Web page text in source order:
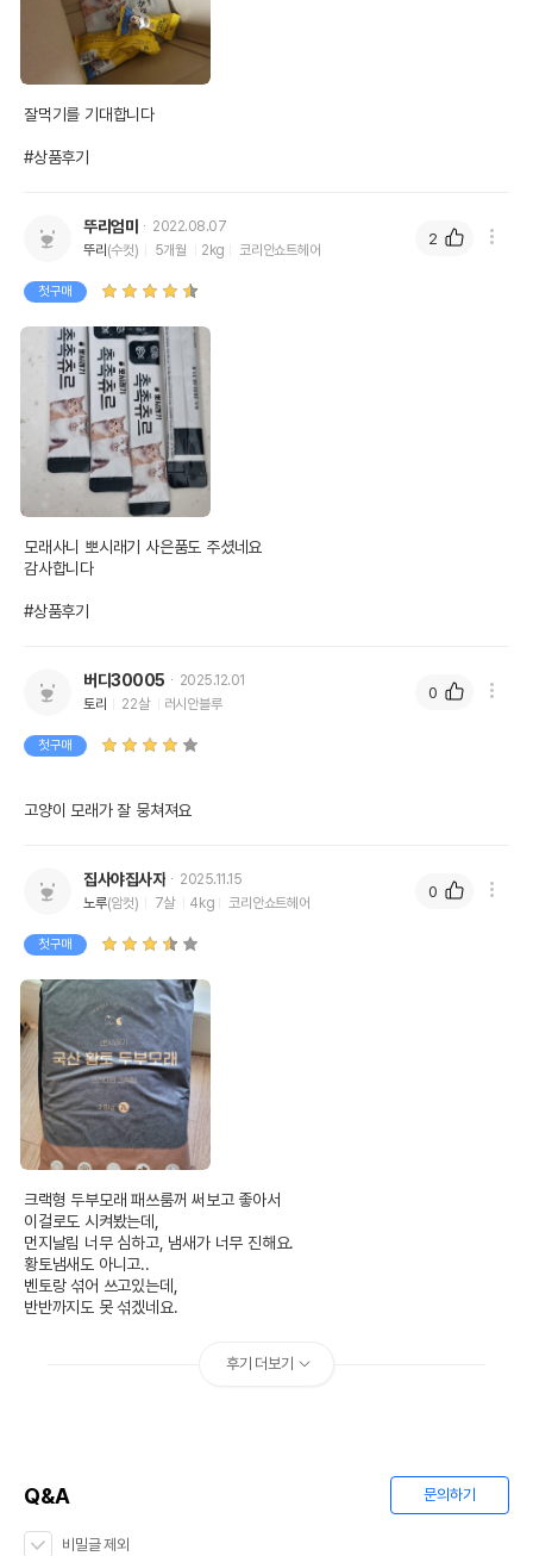
잘먹기를 기대합니다
#상품후기
뚜리엄마
2022.08.07
뚜리 (수컷) 5개월 2kg 코리안쇼트헤어
첫구매
모래사니 뽀시래기 사은품도 주셨네요
감사합니다
#상품후기
2
버디30005
2025.12.01
토리
22살 러시안블루
첫구매
고양이 모래가 잘 뭉쳐져요
0
집사야집사자
2025.11.15
노루(암컷) 7살 4kg 코리안쇼트헤어
첫구매
크랙형 두부모래 패쓰룸꺼 써보고 좋아서
이걸로도 시켜봤는데,
먼지날림 너무 심하고, 냄새가 너무 진해요.
황토냄새도 아니고..
벤토랑 섞어 쓰고있는데,
반반까지도 못 섞겠네요.
0
후기 더보기
Q&A 문의하기
비밀글 제외